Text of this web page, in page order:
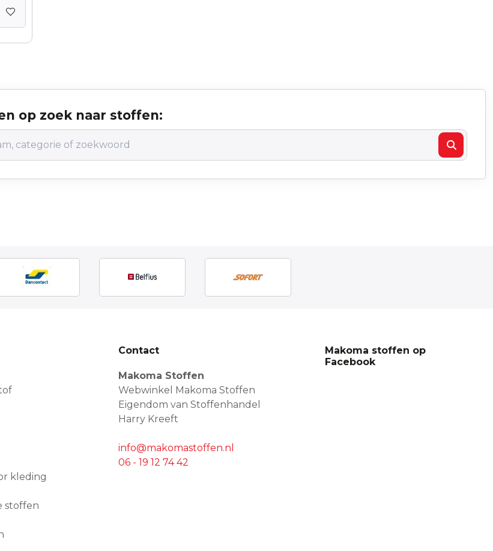
op zoek naar stoffen:
kleding
stoffen
Contact
Makoma Stoffen
Webwinkel Makoma Stoffen
Eigendom van Stoffenhandel
Harry Kreeft
info@makomastoffen.nl
06 - 19 12 74 42
Makoma stoffen op
Facebook